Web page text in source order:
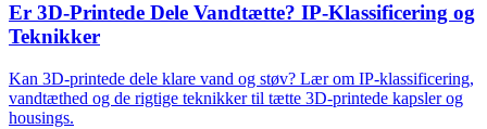
Er 3D-Printede Dele Vandtætte? IP-Klassificering og
Teknikker
Kan 3D-printede dele klare vand og støv? Lær om IP-klassificering,
vandtæthed og de rigtige teknikker til tætte 3D-printede kapsler og
housings.